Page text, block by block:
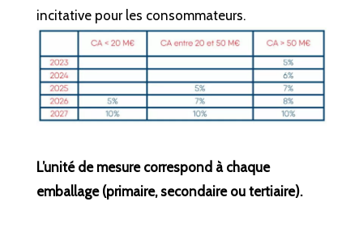
incitative pour les consommateurs.
L’unité de mesure correspond à chaque
emballage (primaire, secondaire ou tertiaire).